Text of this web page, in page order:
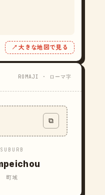
↗ 大きな地図で見る
ROMAJI · ローマ字
⧉
SUBURB
町域